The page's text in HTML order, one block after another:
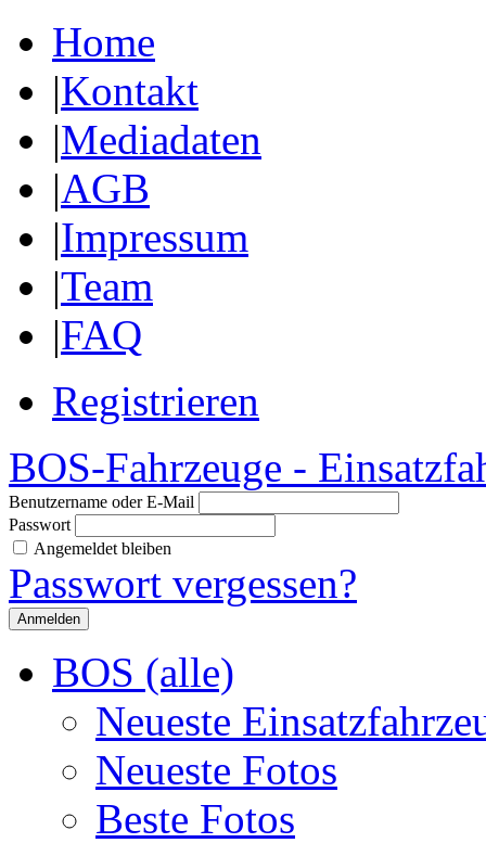
Home
|Kontakt
|Mediadaten
|AGB
|Impressum
|Team
|FAQ
Registrieren
BOS-Fahrzeuge -
Benutzername oder E-Mail
Passwort
Angemeldet bleiben
Passwort vergessen?
BOS (alle)
Neueste
Neueste Fotos
Beste Fotos